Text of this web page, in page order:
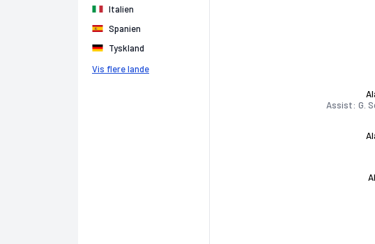
Assist: G.
Italien
Spanien
Tyskland
Vis flere lande